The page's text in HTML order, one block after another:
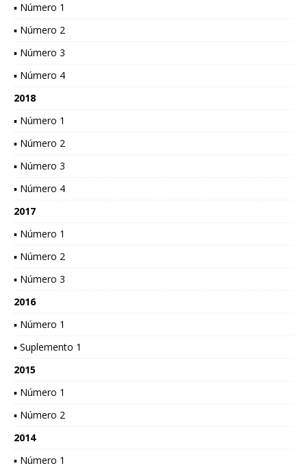
▪ Número 1
▪ Número 2
▪ Número 3
▪ Número 4
2018
▪ Número 1
▪ Número 2
▪ Número 3
▪ Número 4
2017
▪ Número 1
▪ Número 2
▪ Número 3
2016
▪ Número 1
▪ Suplemento 1
2015
▪ Número 1
▪ Número 2
2014
▪ Número 1